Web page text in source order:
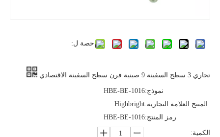
حصة ل:
تجاري 3 سطح السفينة 9 صينية فرن سطح السفينة الاقتصادي
نموذج:HBE-BE-1016
المنتج العلامة التجارية:Highbright
رمز المنتج:HBE-BE-1016
الكمية: